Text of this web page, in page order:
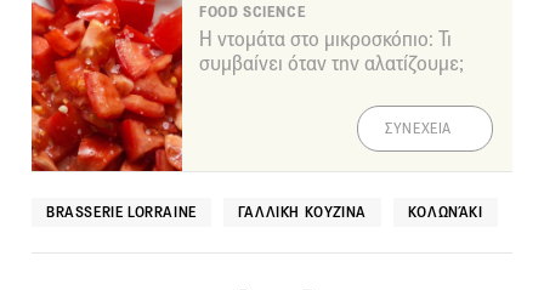
FOOD SCIENCE
Η ντομάτα στο μικροσκόπιο: Τι
συμβαίνει όταν την αλατίζουμε;
ΣΥΝΕΧΕΙΑ
BRASSERIE LORRAINE ΓΑΛΛΙΚΉ ΚΟΥΖΊΝΑ ΚΟΛΩΝΆΚΙ